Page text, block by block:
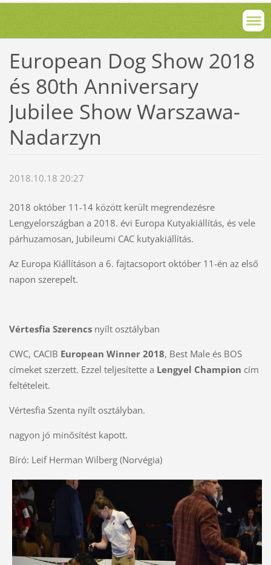
European Dog Show 2018
és 80th Anniversary
Jubilee Show Warszawa-
Nadarzyn
2018.10.18 20:27
2018 október 11-14 között került megrendezésre
Lengyelországban a 2018. évi Europa Kutyakiállítás, és vele
párhuzamosan, Jubileumi CAC kutyakiállítás.
Az Europa Kiállításon a 6. fajtacsoport október 11-én az első
napon szerepelt.
Vértesfia Szerencs nyílt osztályban
CWC, CACIB European Winner 2018, Best Male és BOS
címeket szerzett. Ezzel teljesítette a Lengyel Champion cím
feltételeit.
Vértesfia Szenta nyílt osztályban.
nagyon jó minősítést kapott.
Bíró: Leif Herman Wilberg (Norvégia)